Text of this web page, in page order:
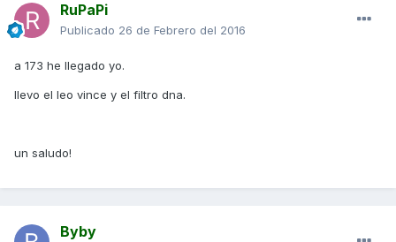
RuPaPi
Publicado 26 de Febrero del 2016
a 173 he llegado yo.
llevo el leo vince y el filtro dna.
un saludo!
Byby